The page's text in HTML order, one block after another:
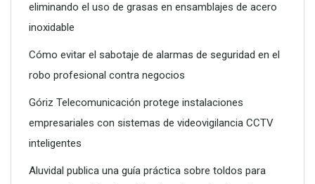
eliminando el uso de grasas en ensamblajes de acero
inoxidable
Cómo evitar el sabotaje de alarmas de seguridad en el
robo profesional contra negocios
Góriz Telecomunicación protege instalaciones
empresariales con sistemas de videovigilancia CCTV
inteligentes
Aluvidal publica una guía práctica sobre toldos para